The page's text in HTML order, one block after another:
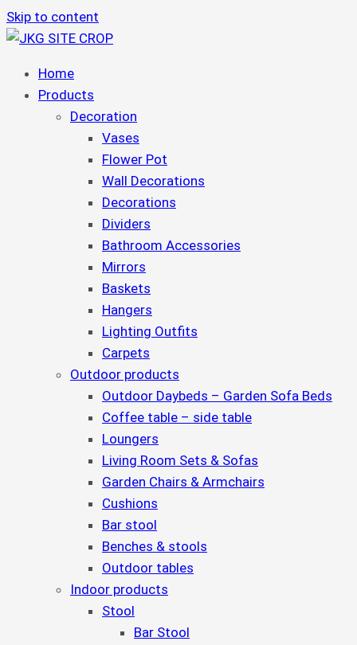
Skip to content
Home
Products
Decoration
Vases
Flower Pot
Wall Decorations
Decorations
Dividers
Bathroom Accessories
Mirrors
Baskets
Hangers
Lighting Outfits
Carpets
Outdoor products
Outdoor Daybeds – Garden Sofa Beds
Coffee table – side table
Loungers
Living Room Sets & Sofas
Garden Chairs & Armchairs
Cushions
Bar stool
Benches & stools
Outdoor tables
Indoor products
Stool
Bar Stool